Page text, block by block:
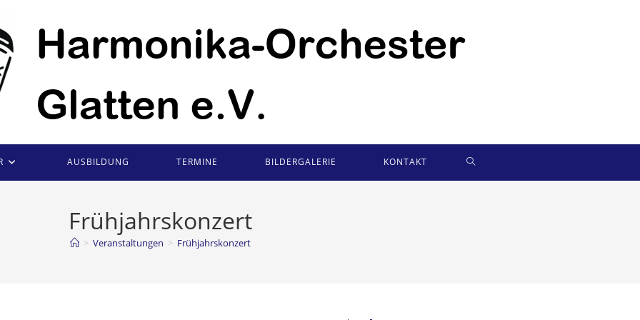
AUSBILDUNG TERMINE BILDERGALERIE KONTAKT WEBSITE-
Frühjahrskonzert
> Veranstaltungen > Frühjahrskonzert